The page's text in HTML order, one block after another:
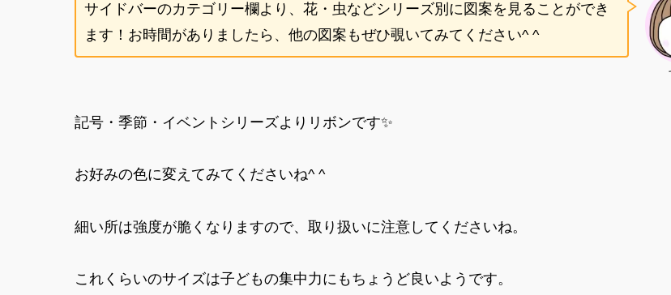
サイドバーのカテゴリー欄より、花・虫などシリーズ別に図案を見ることができ
ます！お時間がありましたら、他の図案もぜひ覗いてみてください^ ^
記号・季節・イベントシリーズよりリボンです✨
お好みの色に変えてみてくださいね^ ^
細い所は強度が脆くなりますので、取り扱いに注意してくださいね。
これくらいのサイズは子どもの集中力にもちょうど良いようです。